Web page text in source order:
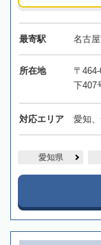
最寄駅 名古
所在地
〒
下407
対応エリア 愛知
愛知県